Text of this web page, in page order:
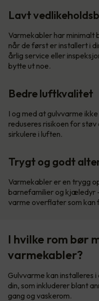
Lavt
Varmekabler har minimalt
når de først er installert i
årlig service eller
bytte ut noe.
Bedre luftkvalitet
I og med at gulvvarme
reduseres risikoen for
sirkulere i luften.
Trygt og godt
Varmekabler er en trygg
barnefamilier og kjæledyr
varme overflater som kan
I hvilke rom bør
varmekabler?
Gulvvarme kan installeres
din, som inkluderer blant
gang og vaskerom.